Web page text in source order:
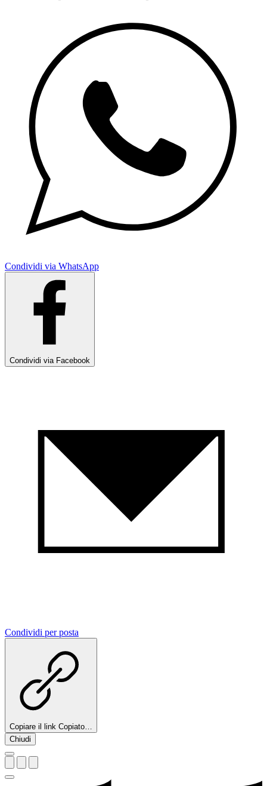
Condividi via WhatsApp
Condividi via Facebook
Condividi per posta
Copiare il link Copiato…
Chiudi